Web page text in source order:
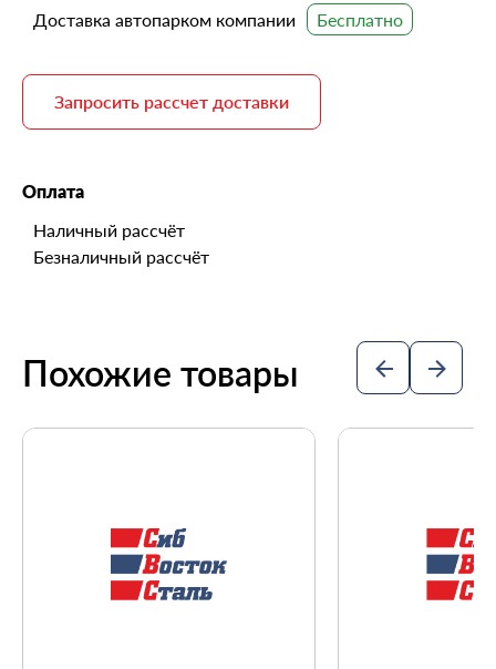
Доставка автопарком компании
Запросить рассчет доставки
Оплата
Наличный рассчёт
Безналичный рассчёт
Похожие товары